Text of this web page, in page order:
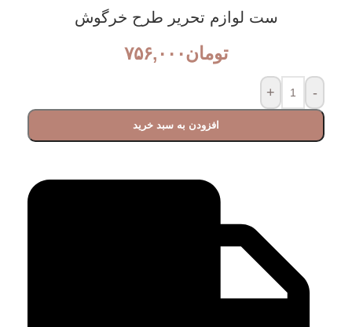
ست لوازم تحریر طرح خرگوش
تومان۷۵۶,۰۰۰
-
+
افزودن به سبد خرید